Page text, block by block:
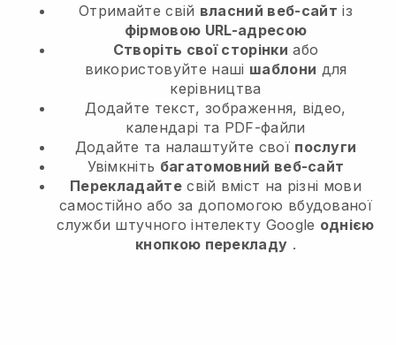
Отримайте свій власний веб-сайт із
фірмовою URL-адресою
Створіть свої сторінки або
використовуйте наші шаблони для
керівництва
Додайте текст, зображення, відео,
календарі та PDF-файли
Додайте та налаштуйте свої послуги
Увімкніть багатомовний веб-сайт
Перекладайтесвій вміст на різні мови
самостійно або за допомогою вбудованої
служби штучного інтелекту Google однією
кнопкою перекладу .